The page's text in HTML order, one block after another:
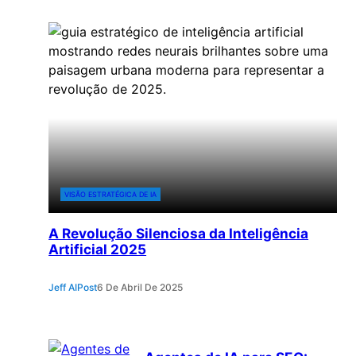
VISÃO ESTRATÉGICA DE IA
A Revolução Silenciosa da Inteligência
Artificial 2025
Jeff AIPost6 De Abril De 2025